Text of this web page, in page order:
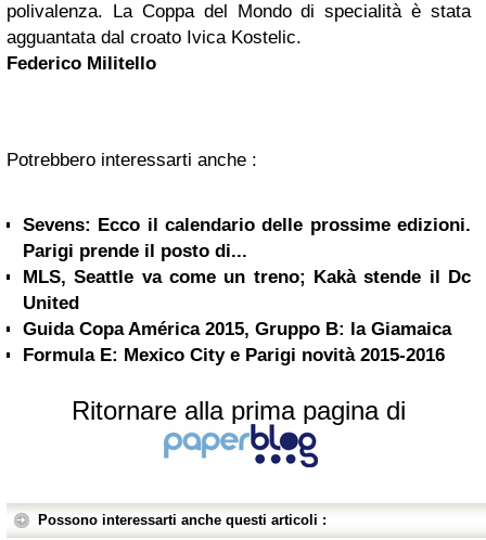
polivalenza. La Coppa del Mondo di specialità è stata
agguantata dal croato Ivica Kostelic.
Federico Militello
Potrebbero interessarti anche :
Sevens: Ecco il calendario delle prossime edizioni.
Parigi prende il posto di...
MLS, Seattle va come un treno; Kakà stende il Dc
United
Guida Copa América 2015, Gruppo B: la Giamaica
Formula E: Mexico City e Parigi novità 2015-2016
Ritornare alla prima pagina di
Possono interessarti anche questi articoli :